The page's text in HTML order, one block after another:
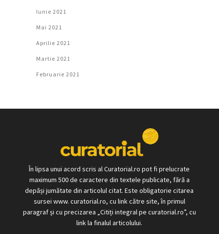
Iunie 2021
Mai 2021
Aprilie 2021
Martie 2021
Februarie 2021
În lipsa unui acord scris al Curatorial.ro pot fi prelucrate
maximum 500 de caractere din textele publicate, fără a
depăși jumătate din articolul citat. Este obligatorie citarea
sursei www. curatorial.ro, cu link către site, în primul
paragraf și cu precizarea „Citiți integral pe curatorial.ro”, cu
link la finalul articolului.